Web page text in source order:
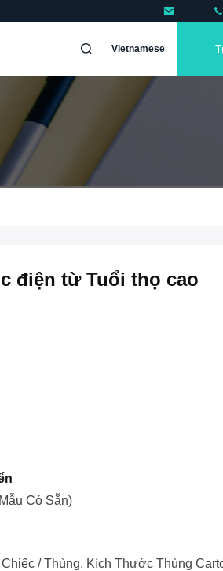
Vietnamese
điện từ Tuổi thọ cao
Có Sẵn)
/ Thùng, Kích Thước Thùng